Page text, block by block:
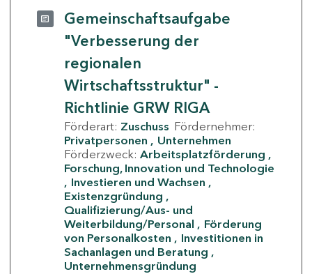
Gemeinschaftsaufgabe
"Verbesserung der
regionalen
Wirtschaftsstruktur" -
Richtlinie GRW RIGA
Förderart: Zuschuss Fördernehmer:
Privatpersonen
Unternehmen
Förderzweck: Arbeitsplatzförderung
Forschung, Innovation und Technologie
Investieren und Wachsen
Existenzgründung
Qualifizierung/Aus- und
Weiterbildung/Personal
Förderung
von Personalkosten
Investitionen in
Sachanlagen und Beratung
Unternehmensgründung